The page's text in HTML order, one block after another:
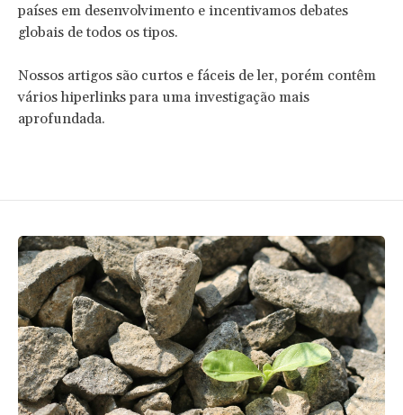
países em desenvolvimento e incentivamos debates
globais de todos os tipos.
Nossos artigos são curtos e fáceis de ler, porém contêm
vários hiperlinks para uma investigação mais
aprofundada.